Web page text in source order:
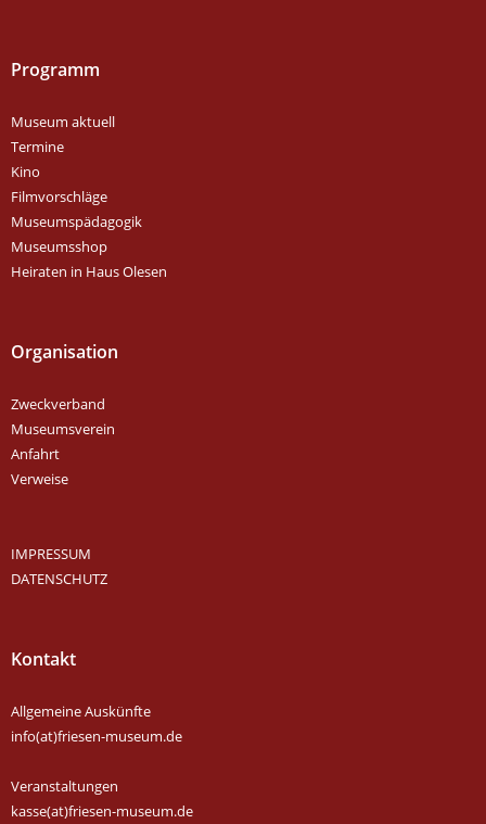
Programm
Museum aktuell
Termine
Kino
Filmvorschläge
Museumspädagogik
Museumsshop
Heiraten in Haus Olesen
Organisation
Zweckverband
Museumsverein
Anfahrt
Verweise
IMPRESSUM
DATENSCHUTZ
Kontakt
Allgemeine Auskünfte
info(at)friesen-museum.de
Veranstaltungen
kasse(at)friesen-museum.de